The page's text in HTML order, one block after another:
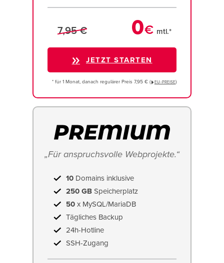
7,95 € 0€ mtl.*
JETZT STARTEN
* für 1 Monat, danach regulärer Preis 7,95 € ( EU−PREISE)
„Für anspruchsvolle Webprojekte.“
10 Domains inklusive
250 GB Speicherplatz
50 x MySQL/MariaDB
Tägliches Backup
24h-Hotline
SSH-Zugang